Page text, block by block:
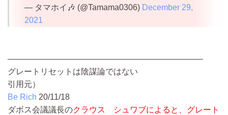
— タマホイ🎶 (@Tamama0306) December 29,
2021
————————————————————————
グレートリセットは陰謀論ではない
引用元）
Be Rich 20/11/18
ダボス会議議長のクラウス シュワブによると、グレート